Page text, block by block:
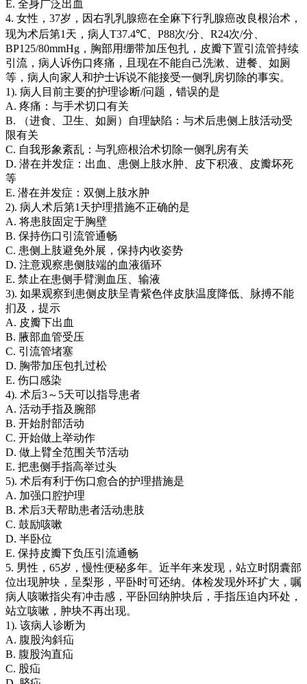
E. 全身广泛出血
4. 女性，37岁，因右乳乳腺癌在全麻下行乳腺癌改良根治术，
现为术后第1天，病人T37.4℃、P88次/分、R24次/分、
BP125/80mmHg，胸部用绷带加压包扎，皮瓣下置引流管持续
引流，病人诉伤口疼痛，且现在不能自己洗漱、进餐、如厕
等，病人向家人和护士诉说不能接受一侧乳房切除的事实。
1). 病人目前主要的护理诊断/问题，错误的是
A. 疼痛：与手术切口有关
B. （进食、卫生、如厕）自理缺陷：与术后患侧上肢活动受
限有关
C. 自我形象紊乱：与乳癌根治术切除一侧乳房有关
D. 潜在并发症：出血、患侧上肢水肿、皮下积液、皮瓣坏死
等
E. 潜在并发症：双侧上肢水肿
2). 病人术后第1天护理措施不正确的是
A. 将患肢固定于胸壁
B. 保持伤口引流管通畅
C. 患侧上肢避免外展，保持内收姿势
D. 注意观察患侧肢端的血液循环
E. 禁止在患侧手臂测血压、输液
3). 如果观察到患侧皮肤呈青紫色伴皮肤温度降低、脉搏不能
扪及，提示
A. 皮瓣下出血
B. 腋部血管受压
C. 引流管堵塞
D. 胸带加压包扎过松
E. 伤口感染
4). 术后3～5天可以指导患者
A. 活动手指及腕部
B. 开始肘部活动
C. 开始做上举动作
D. 做上臂全范围关节活动
E. 把患侧手指高举过头
5). 术后有利于伤口愈合的护理措施是
A. 加强口腔护理
B. 术后3天帮助患者活动患肢
C. 鼓励咳嗽
D. 半卧位
E. 保持皮瓣下负压引流通畅
5. 男性，65岁，慢性便秘多年。近半年来发现，站立时阴囊部
位出现肿块，呈梨形，平卧时可还纳。体检发现外环扩大，嘱
病人咳嗽指尖有冲击感，平卧回纳肿块后，手指压迫内环处，
站立咳嗽，肿块不再出现。
1). 该病人诊断为
A. 腹股沟斜疝
B. 腹股沟直疝
C. 股疝